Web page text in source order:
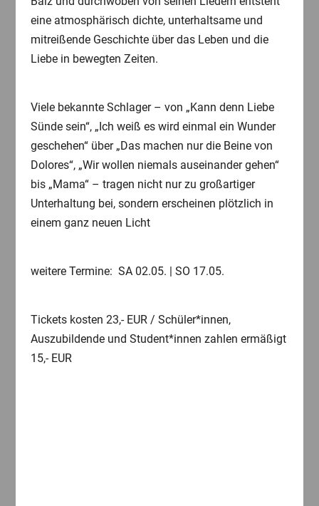
eine atmosphärisch dichte, unterhaltsame und
mitreißende Geschichte über das Leben und die
Liebe in bewegten Zeiten.
Viele bekannte Schlager – von „Kann denn Liebe
Sünde sein“, „Ich weiß es wird einmal ein Wunder
geschehen“ über „Das machen nur die Beine von
Dolores“, „Wir wollen niemals auseinander gehen“
bis „Mama“ – tragen nicht nur zu großartiger
Unterhaltung bei, sondern erscheinen plötzlich in
einem ganz neuen Licht
weitere Termine: SA 02.05. | SO 17.05.
Tickets kosten 23,- EUR / Schüler*innen,
Auszubildende und Student*innen zahlen ermäßigt
15,- EUR